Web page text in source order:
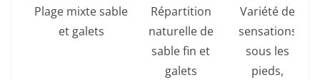
Plage mixte sable
et galets
Répartition
naturelle de
sable fin et
galets
Variété de
sensations
sous les
pieds,